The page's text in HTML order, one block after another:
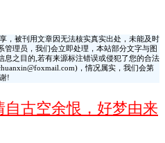
，被刊用文章因无法核实真实出处，未能及时
理员，我们会立即处理，本站部分文字与图
息之目的,若有来源标注错误或侵犯了您的合法
，情况属实，我们会第
!
自古空余恨，好梦由来